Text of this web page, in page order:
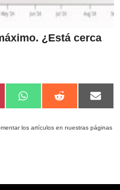
¿Está cerca
Compartir
en
WhatsApp
Compartir
en
Reddit
en
los artículos en nuestras páginas